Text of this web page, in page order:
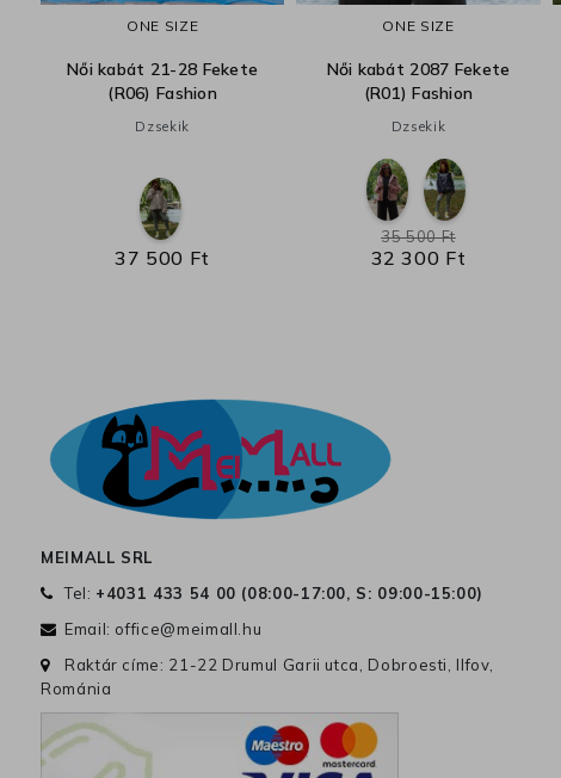
ONE SIZE
Női kabát 21-28 Fekete
(R06) Fashion
Dzsekik
37 500 Ft
ONE SIZE
Női kabát 2087 Fekete
(R01) Fashion
Dzsekik
32 300 Ft
35 500 Ft
MEIMALL SRL
Tel: +4031 433 54 00 (08:00-17:00, S: 09:00-15:00)
Email: office@meimall.hu
Raktár címe: 21-22 Drumul Garii utca, Dobroesti, Ilfov,
Románia